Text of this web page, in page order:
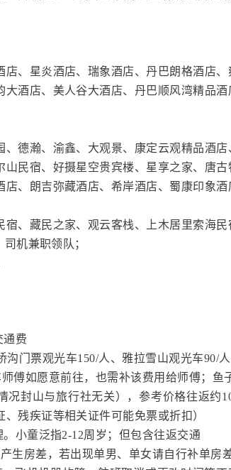
、星炎酒店、瑞象酒店、丹巴朗格酒店
酒店、美人谷大酒店、丹巴顺风湾精品
德瀚、渝鑫、大观景、康定云观精品酒店
民宿、好摄星空贵宾楼、星享之家、唐古
店、朗吉弥藏酒店、希岸酒店、蜀康印象
、藏民之家、观云客栈、上木居里索海
机兼职领队；
通费
沟门票观光车150/人、雅拉雪山观光车90/
傅如愿意前往，也需补该费用给师傅；
况封山与旅行社无关），参考价格往返
残疾证等相关证件可能免票或折扣）
小童泛指2-12周岁；但包含往返交通
生房差，若出现单男、单女请自行补单房差